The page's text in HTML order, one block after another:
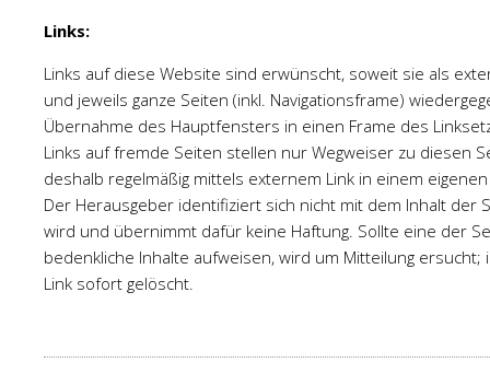
Links:
Links auf diese Website sind erwünscht, soweit sie als
und jeweils ganze Seiten (inkl. Navigationsframe)
Übernahme des Hauptfensters in einen Frame des
Links auf fremde Seiten stellen nur Wegweiser zu diesen
deshalb regelmäßig mittels externem Link in einem
Der Herausgeber identifiziert sich nicht mit dem Inhalt der
wird und übernimmt dafür keine Haftung. Sollte eine der
bedenkliche Inhalte aufweisen, wird um Mitteilung ersucht;
Link sofort gelöscht.